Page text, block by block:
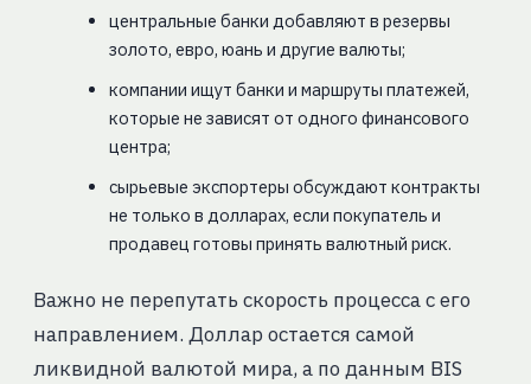
центральные банки добавляют в резервы
золото, евро, юань и другие валюты;
компании ищут банки и маршруты платежей,
которые не зависят от одного финансового
центра;
сырьевые экспортеры обсуждают контракты
не только в долларах, если покупатель и
продавец готовы принять валютный риск.
Важно не перепутать скорость процесса с его
направлением. Доллар остается самой
ликвидной валютой мира, а по данным BIS